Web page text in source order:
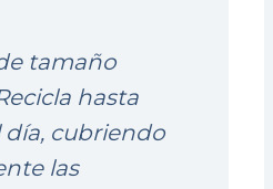
tamaño
hasta
día, cubriendo
las